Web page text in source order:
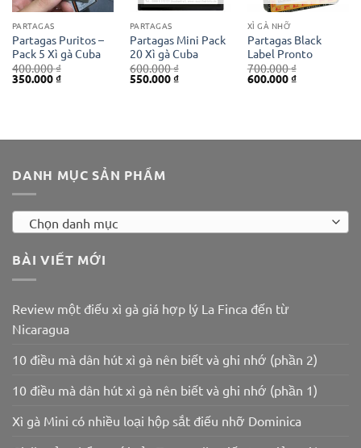
PARTAGAS
Partagas Puritos –
Pack 5 Xì gà Cuba
400.000₫
Giá
gốc
350.000₫Giá
PARTAGAS
Partagas Mini Pack
20 Xì gà Cuba
600.000₫
Giá
gốc
550.000₫Giá
XÌ GÀ NHỠ
Partagas Black
Label Pronto
700.000₫
Giá
gốc
600.000₫Giá
DANH MỤC SẢN PHẨM
Chọn danh mục
BÀI VIẾT MỚI
Review một điếu xì gà giá hợp lý La Finca đến từ
Nicaragua
10 điều mà dân hút xì gà nên biết và ghi nhớ (phần 2)
10 điều mà dân hút xì gà nên biết và ghi nhớ (phần 1)
Xì gà Mini có nhiều loại hộp sắt điếu nhỡ Dominica